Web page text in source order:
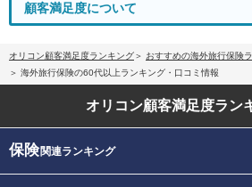
顧客満足度について
オリコン顧客満足度ランキング おすすめの海外旅行保険
海外旅行保険の60代以上ランキング・口コミ情報
オリコン顧客満足度ラン
保険関連ランキング